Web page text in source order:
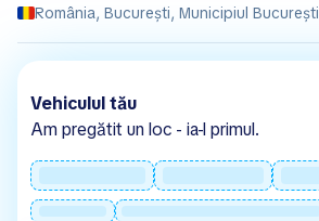
România, București, Municipiul Bucureşti
Vehiculul tău
Am pregătit un loc - ia-l primul.